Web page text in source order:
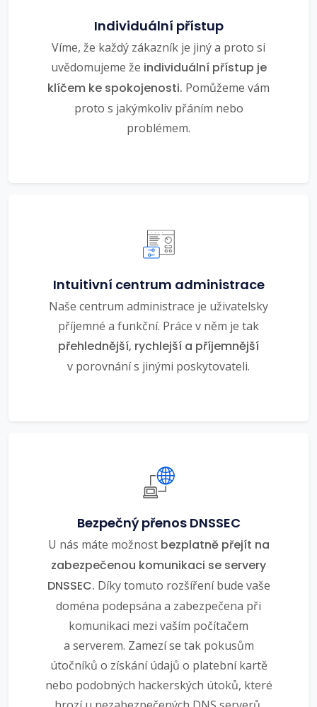
Individuální přístup
Víme, že každý zákazník je jiný a proto si
uvědomujeme že individuální přístup je
klíčem ke spokojenosti. Pomůžeme vám
proto s jakýmkoliv přáním nebo
problémem.
Intuitivní centrum administrace
Naše centrum administrace je uživatelsky
příjemné a funkční. Práce v něm je tak
přehlednější, rychlejší a příjemnější
v porovnání s jinými poskytovateli.
Bezpečný přenos DNSSEC
U nás máte možnost bezplatně přejít na
zabezpečenou komunikaci se servery
DNSSEC. Díky tomuto rozšíření bude vaše
doména podepsána a zabezpečena při
komunikaci mezi vaším počítačem
a serverem. Zamezí se tak pokusům
útočníků o získání údajů o platební kartě
nebo podobných hackerských útoků, které